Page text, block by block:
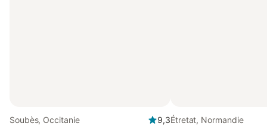
Soubès, Occitanie
9,3Étretat, Normandie